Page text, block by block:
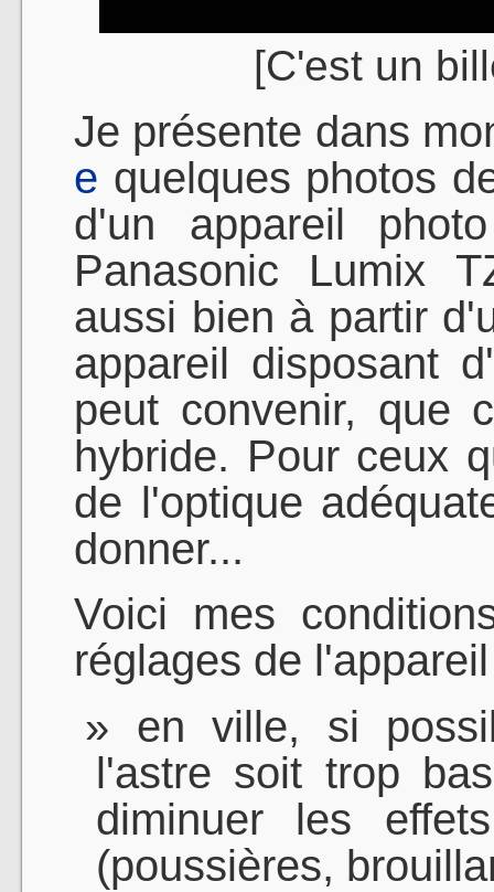
[C'est un
Je présente dans
e quelques photos
d'un appareil
Panasonic Lumix
aussi bien à partir
appareil disposant
peut convenir, que
hybride. Pour ceux
de l'optique
donner...
Voici mes
réglages de
en ville, si
l'astre soit trop
diminuer les
(poussières,